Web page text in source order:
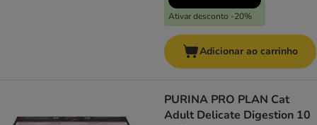
Ativar desconto -20%
Adicionar ao carrinho
PURINA PRO PLAN Cat
Adult Delicate Digestion 10